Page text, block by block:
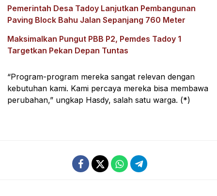
Pemerintah Desa Tadoy Lanjutkan Pembangunan
Paving Block Bahu Jalan Sepanjang 760 Meter
Maksimalkan Pungut PBB P2, Pemdes Tadoy 1
Targetkan Pekan Depan Tuntas
“Program-program mereka sangat relevan dengan
kebutuhan kami. Kami percaya mereka bisa membawa
perubahan,” ungkap Hasdy, salah satu warga. (*)